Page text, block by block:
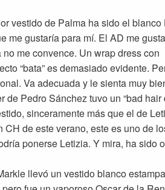
vestido de Palma ha sido el blanco
me gustaría para mí. El AD me
me convence. Un wrap dress con
“bata” es demasiado evidente.
Va adecuada y le sienta muy
de Pedro Sánchez tuvo un “bad hair
sinceramente más que el de
CH de este verano, este es uno de
ponerse Letizia. Y mira, ha sido
llevó un vestido blanco